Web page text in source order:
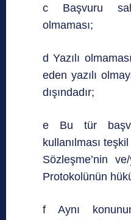
c Başvuru
olmaması;
d Yazılı
eden yazılı
dışındadır;
e Bu tür
kullanılması
Sözleşme’nin
Protokolünün
f Aynı